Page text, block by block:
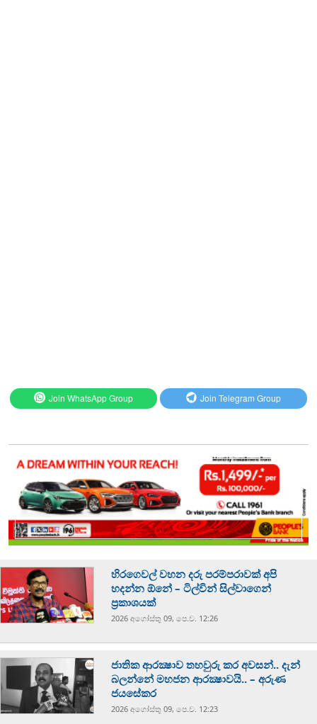
Join WhatsApp Group Join Telegram Group
හිරගෙවල් වහන දරු පරම්පරාවක් අපි
හදන්න ඕනේ – ටිල්වින් සිල්වාගෙන්
ප්‍රකාශයක්
2026 අගෝස්‍තු 09, පෙ.ව. 12:26
ජාතික ආරක්‍ෂාව තහවුරු කර අවසන්.. දැන්
බලන්නේ මහජන ආරක්‍ෂාවයි.. – අරුණ
ජයසේකර
2026 අගෝස්‍තු 09, පෙ.ව. 12:23